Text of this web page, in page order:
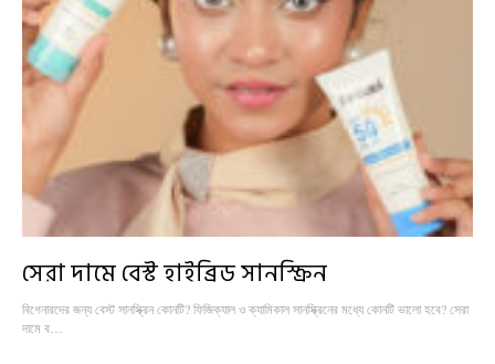
সেরা দামে বেস্ট হাইব্রিড সানস্ক্রিন
বিগেনারদের জন্য বেস্ট সানস্ক্রিন কোনটি? ফিজিক্যাল ও ক্যামিকাল সানস্ক্রিনের মধ্যে কোনটি ভালো হবে? সেরা
দামে ব…